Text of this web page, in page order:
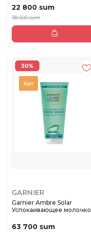
22 800 sum
38 000 sum
30%
GARNIER
Garnier Аmbre Solar
Успокаивающее молочко
63 700 sum